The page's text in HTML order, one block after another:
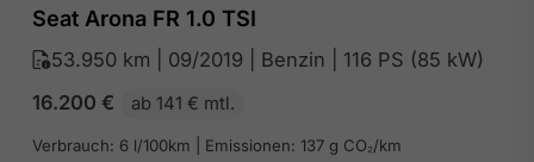
Seat Arona FR 1.0 TSI
53.950 km | 09/2019 | Benzin | 116 PS (85 kW)
16.200 € ab 141 € mtl.
Verbrauch: 6 l/100km | Emissionen: 137 g CO₂/km